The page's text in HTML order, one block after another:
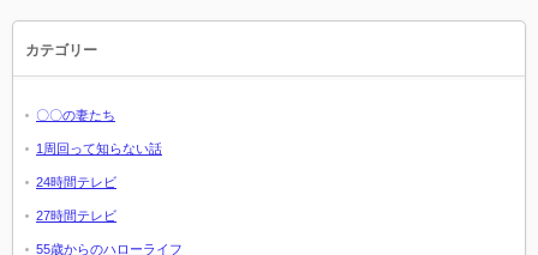
カテゴリー
〇〇の妻たち
1周回って知らない話
24時間テレビ
27時間テレビ
55歳からのハローライフ